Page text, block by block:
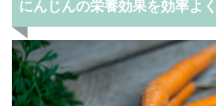
にんじんの栄養効果を効率よ